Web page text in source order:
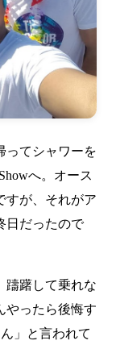
ってシャワーを
へ。オース
すが、それがア
日だったので
躊躇して乗れな
やったら後悔す
」と言われて